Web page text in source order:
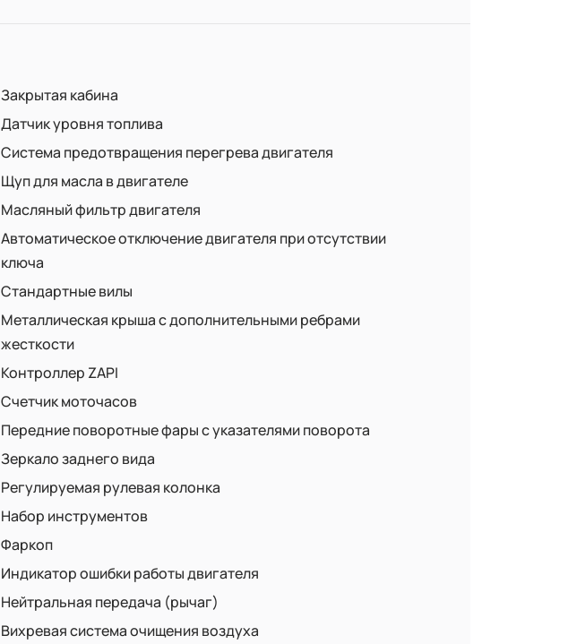
Закрытая кабина
Датчик уровня топлива
Система предотвращения перегрева двигателя
Щуп для масла в двигателе
Масляный фильтр двигателя
Автоматическое отключение двигателя при отсутствии
ключа
Стандартные вилы
Металлическая крыша с дополнительными ребрами
жесткости
Контроллер ZAPI
Счетчик моточасов
Передние поворотные фары с указателями поворота
Зеркало заднего вида
Регулируемая рулевая колонка
Набор инструментов
Фаркоп
Индикатор ошибки работы двигателя
Нейтральная передача (рычаг)
Вихревая система очищения воздуха